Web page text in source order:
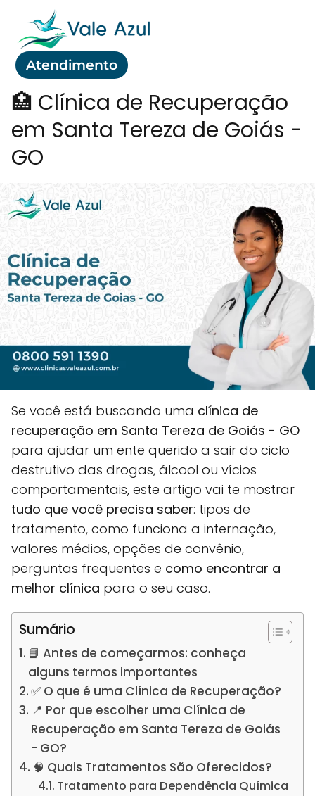
Atendimento
🏥 Clínica de Recuperação
em Santa Tereza de Goiás -
GO
Se você está buscando uma clínica de
recuperação em Santa Tereza de Goiás - GO
para ajudar um ente querido a sair do ciclo
destrutivo das drogas, álcool ou vícios
comportamentais, este artigo vai te mostrar
tudo que você precisa saber: tipos de
tratamento, como funciona a internação,
valores médios, opções de convênio,
perguntas frequentes e como encontrar a
melhor clínica para o seu caso.
Sumário
📘 Antes de começarmos: conheça
alguns termos importantes
✅ O que é uma Clínica de Recuperação?
📍 Por que escolher uma Clínica de
Recuperação em Santa Tereza de Goiás
- GO?
🧠 Quais Tratamentos São Oferecidos?
Tratamento para Dependência Química